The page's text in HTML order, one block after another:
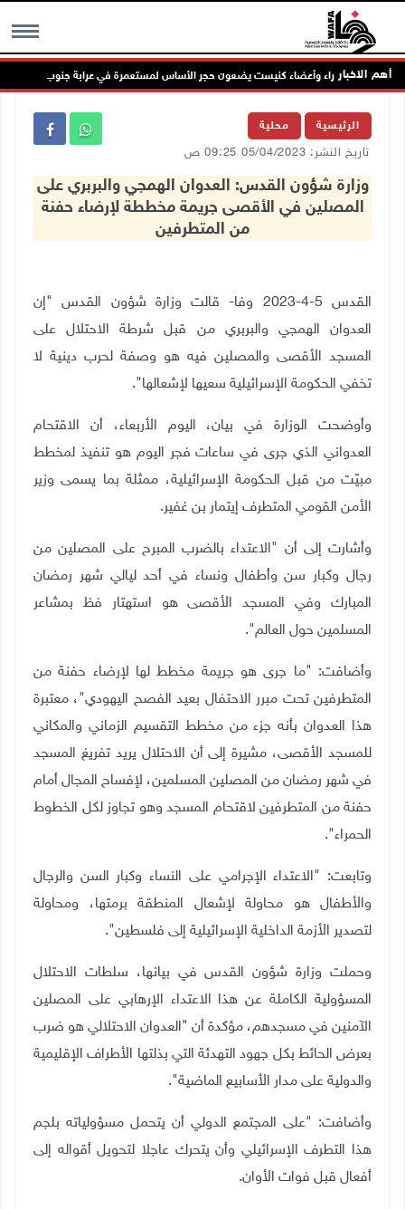
MENU أهم الاخباروزراء وأعضاء كنيست يضعون حجر الأساس لمستعمرة في عرابة جنوب جنين
الرئيسية محلية
تاريخ النشر: 05/04/2023 09:25 ص
وزارة شؤون القدس: العدوان الهمجي والبربري على
المصلين في الأقصى جريمة مخططة لإرضاء حفنة
من المتطرفين
القدس 5-4-2023 وفا- قالت وزارة شؤون القدس "إن
العدوان الهمجي والبربري من قبل شرطة الاحتلال على
المسجد الأقصى والمصلين فيه هو وصفة لحرب دينية لا
تخفي الحكومة الإسرائيلية سعيها لإشعالها".
وأوضحت الوزارة في بيان، اليوم الأربعاء، أن الاقتحام
العدواني الذي جرى في ساعات فجر اليوم هو تنفيذ لمخطط
مبيّت من قبل الحكومة الإسرائيلية، ممثلة بما يسمى وزير
الأمن القومي المتطرف إيتمار بن غفير.
وأشارت إلى أن "الاعتداء بالضرب المبرح على المصلين من
رجال وكبار سن وأطفال ونساء في أحد ليالي شهر رمضان
المبارك وفي المسجد الأقصى هو استهتار فظ بمشاعر
المسلمين حول العالم".
وأضافت: "ما جرى هو جريمة مخطط لها لإرضاء حفنة من
المتطرفين تحت مبرر الاحتفال بعيد الفصح اليهودي"، معتبرة
هذا العدوان بأنه جزء من مخطط التقسيم الزماني والمكاني
للمسجد الأقصى، مشيرة إلى أن الاحتلال يريد تفريغ المسجد
في شهر رمضان من المصلين المسلمين، لإفساح المجال أمام
حفنة من المتطرفين لاقتحام المسجد وهو تجاوز لكل الخطوط
الحمراء".
وتابعت: "الاعتداء الإجرامي على النساء وكبار السن والرجال
والأطفال هو محاولة لإشعال المنطقة برمتها، ومحاولة
لتصدير الأزمة الداخلية الإسرائيلية إلى فلسطين".
وحملت وزارة شؤون القدس في بيانها، سلطات الاحتلال
المسؤولية الكاملة عن هذا الاعتداء الإرهابي على المصلين
الآمنين في مسجدهم، مؤكدة أن "العدوان الاحتلالي هو ضرب
بعرض الحائط بكل جهود التهدئة التي بذلتها الأطراف الإقليمية
والدولية على مدار الأسابيع الماضية".
وأضافت: "على المجتمع الدولي أن يتحمل مسؤولياته بلجم
هذا التطرف الإسرائيلي وأن يتحرك عاجلا لتحويل أقواله إلى
أفعال قبل فوات الأوان.